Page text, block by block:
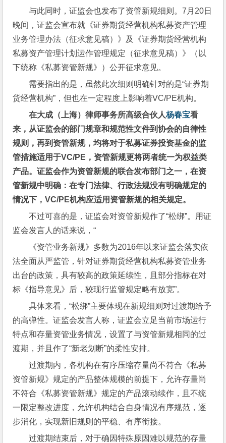
与此同时，证监会也发布了资管新规细则。7月20日
晚间，证监会宣布就《证券期货经营机构私募资产管理
业务管理办法（征求意见稿）》及《证券期货经营机构
私募资产管理计划运作管理规定（征求意见稿）》（以
下统称《私募资管新规》）公开征求意见。
需要指出的是，虽然此次细则明确针对的是“证券期
货经营机构”，但也在一定程度上影响着VC/PE机构。
在大成（上海）律师事务所高级合伙人杨春宝看
来，从证监会的部门规章和规范性文件到协会的自律性
规则，再到资管新规，均将对于私募证券投资基金的监
管措施适用于VC/PE，资管新规更将两者统一为权益类
产品。证监会作为资管新规的联合发布部门之一，在资
管新规中明确：在专门法律、行政法规没有明确规定的
情况下，VC/PE机构应适用资管新规的相关规定。
不过可喜的是，证监会对资管新规作了“松绑”。用证
监会发言人的话来说，“
《资管业务新规》多数为2016年以来证监会落实依
法全面从严监管，针对证券期货经营机构私募资管业务
出台的政策，具有较高的政策延续性，且部分指标在对
标《指导意见》后，较现行监管规定略有放宽”。
具体来看，“松绑”主要体现在新规细则对过渡期给予
的高弹性。证监会发言人称，证监会立足当前市场运行
特点和存量资管业务情况，设置了与资管新规相同的过
渡期，并且作了“新老划断”的柔性安排。
过渡期内，各机构在有序压缩存量尚不符合《私募
资管新规》规定的产品整体规模的前提下，允许存量尚
不符合《私募资管新规》规定的产品滚动续作，且不统
一限定整改进度，允许机构结合自身情况有序规范，逐
步消化，实现新旧规则的平稳、有序衔接。
过渡期结束后，对于确因特殊原因难以规范的存量